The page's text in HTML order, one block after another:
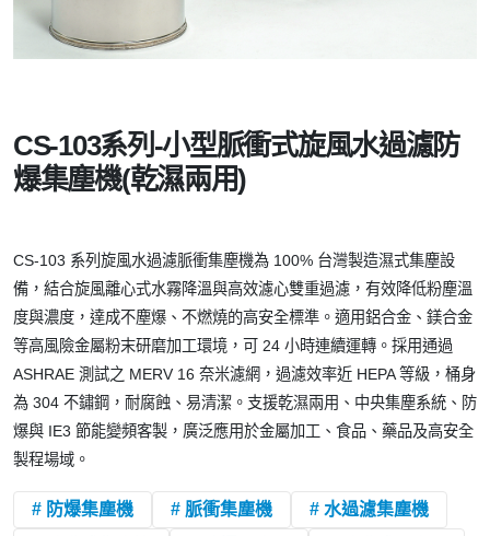
CS-103系列-小型脈衝式旋風水過濾防
爆集塵機(乾濕兩用)
CS-103 系列旋風水過濾脈衝集塵機為 100% 台灣製造濕式集塵設
備，結合旋風離心式水霧降溫與高效濾心雙重過濾，有效降低粉塵溫
度與濃度，達成不塵爆、不燃燒的高安全標準。適用鋁合金、鎂合金
等高風險金屬粉末研磨加工環境，可 24 小時連續運轉。採用通過
ASHRAE 測試之 MERV 16 奈米濾網，過濾效率近 HEPA 等級，桶身
為 304 不鏽鋼，耐腐蝕、易清潔。支援乾濕兩用、中央集塵系統、防
爆與 IE3 節能變頻客製，廣泛應用於金屬加工、食品、藥品及高安全
製程場域。
# 防爆集塵機 # 脈衝集塵機
# 水過濾集塵機